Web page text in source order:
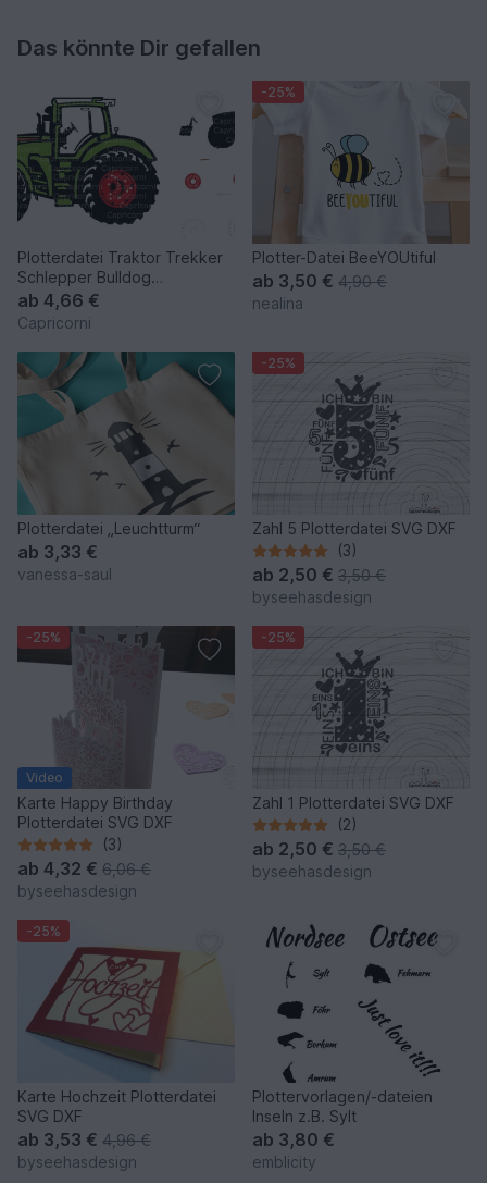
Das könnte Dir gefallen
Plotterdatei Traktor Trekker
Schlepper Bulldog
Landwirtschaft mehrfarbig
ab 4,66 €
Capricorni
-25%
Plotter-Datei BeeYOUtiful
ab 3,50 € 4,90 €
nealina
Plotterdatei „Leuchtturm“
ab 3,33 €
vanessa-saul
-25%
Zahl 5 Plotterdatei SVG DXF
(3)
ab 2,50 € 3,50 €
byseehasdesign
-25%
Video
Karte Happy Birthday
Plotterdatei SVG DXF
(3)
ab 4,32 € 6,06 €
byseehasdesign
-25%
Zahl 1 Plotterdatei SVG DXF
(2)
ab 2,50 € 3,50 €
byseehasdesign
-25%
Karte Hochzeit Plotterdatei
SVG DXF
ab 3,53 € 4,96 €
byseehasdesign
Plottervorlagen/-dateien
Inseln z.B. Sylt
ab 3,80 €
emblicity